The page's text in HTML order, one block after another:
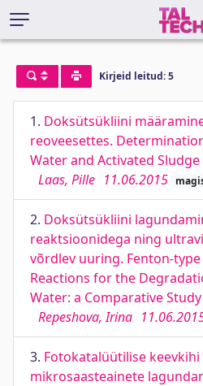
Kirjeid leitud: 5
1. Doksütsükliini
reoveesettes.
Water and Activated Sludge
Laas, Pille 11.06.2015
2. Doksütsükliini
reaktsioonidega ning
võrdlev uuring. Fenton-type
Reactions for the
Water: a Comparative Study
Repeshova, Irina
3. Fotokatalüütilise
mikrosaasteainete